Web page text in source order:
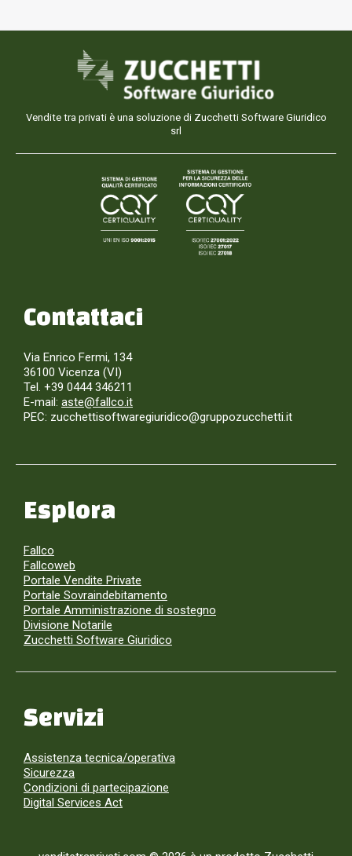
Vendite tra privati è una soluzione di Zucchetti Software Giuridico
srl
Contattaci
Via Enrico Fermi, 134
36100 Vicenza (VI)
Tel. +39 0444 346211
E-mail: aste@fallco.it
PEC: zucchettisoftwaregiuridico@gruppozucchetti.it
Esplora
Fallco
Fallcoweb
Portale Vendite Private
Portale Sovraindebitamento
Portale Amministrazione di sostegno
Divisione Notarile
Zucchetti Software Giuridico
Servizi
Assistenza tecnica/operativa
Sicurezza
Condizioni di partecipazione
Digital Services Act